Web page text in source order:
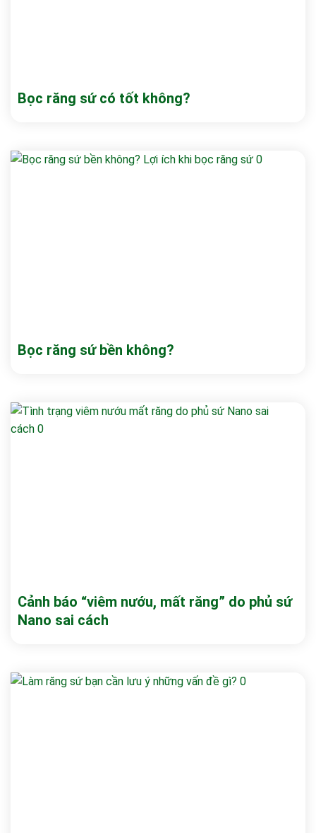
Bọc răng sứ có tốt không?
Bọc răng sứ bền không?
Cảnh báo “viêm nướu, mất răng” do phủ sứ
Nano sai cách